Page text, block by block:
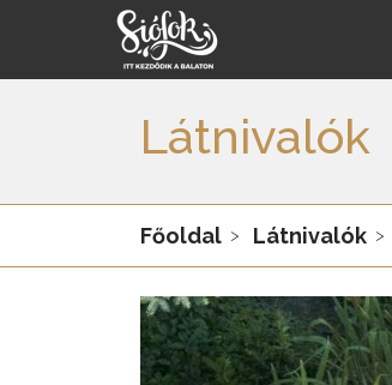
Látnivalók
Főoldal Látnivalók